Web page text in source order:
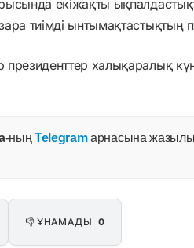
екіжақты
тиімді ынтымақтастықтың
халықаралық күн
-ның Telegramарнасына
👎 ҰНАМАДЫ 0